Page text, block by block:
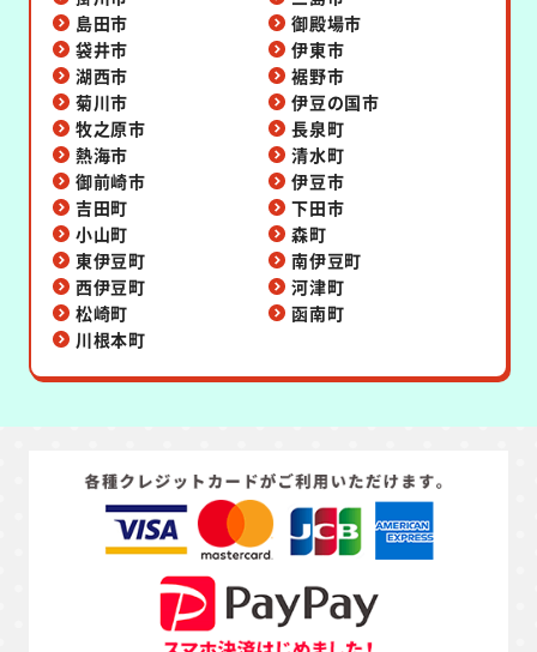
島田市
御殿場市
袋井市
伊東市
湖西市
裾野市
菊川市
伊豆の国市
牧之原市
長泉町
熱海市
清水町
御前崎市
伊豆市
吉田町
下田市
小山町
森町
東伊豆町
南伊豆町
西伊豆町
河津町
松崎町
函南町
川根本町